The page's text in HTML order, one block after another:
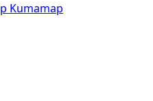
Kumamap